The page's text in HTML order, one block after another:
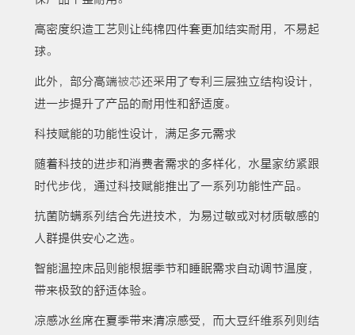
高密度织造工艺则让纯棉四件套更加结实耐用，不易起
球。
此外，部分高端被芯还采用了专利三层独立结构设计，
进一步提升了产品的耐用性和舒适度。
科技赋能的功能性设计，满足多元需求
随着科技的进步和消费者需求的多样化，水星家纺紧跟
时代步伐，通过科技赋能推出了一系列功能性产品。
抗菌防螨系列结合先进技术，为易过敏或对材质敏感的
人群提供安心之选。
智能温控床品则能根据季节和睡眠需求自动调节温度，
带来极致的舒适体验。
凉感冰丝席在夏季带来清凉感受，而大豆纤维系列则结